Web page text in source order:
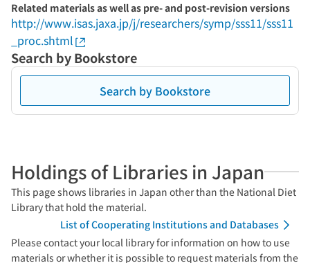
Related materials as well as pre- and post-revision versions
http://www.isas.jaxa.jp/j/researchers/symp/sss11/sss11
_proc.shtml
Search by Bookstore
Search by Bookstore
Holdings of Libraries in Japan
This page shows libraries in Japan other than the National Diet
Library that hold the material.
List of Cooperating Institutions and Databases
Please contact your local library for information on how to use
materials or whether it is possible to request materials from the